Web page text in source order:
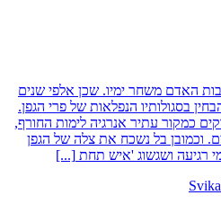
האדם משחר ימיו. שכן אלפי שנים
בסגולותיו הנפלאות של פרי הגפן.
כמקור עתיר אנרגיה לימות החורף,
וכמובן בל נשכח את צלה של הגפן
רגיעה ושגשוג 'איש תחת [...]
Svika